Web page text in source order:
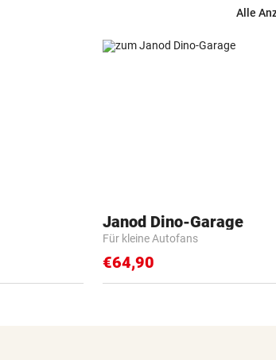
Alle
Janod Dino-Garage
Für kleine Autofans
€64,90